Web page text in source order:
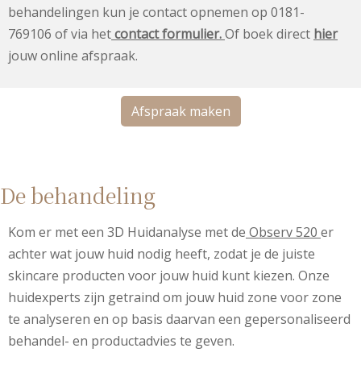
behandelingen kun je contact opnemen op 0181-
769106 of via hetcontact formulier.Of boek direct hier
jouw online afspraak.
Afspraak maken
De behandeling
Kom er met een 3D Huidanalyse met de Observ 520 er
achter wat jouw huid nodig heeft, zodat je de juiste
skincare producten voor jouw huid kunt kiezen. Onze
huidexperts zijn getraind om jouw huid zone voor zone
te analyseren en op basis daarvan een gepersonaliseerd
behandel- en productadvies te geven.